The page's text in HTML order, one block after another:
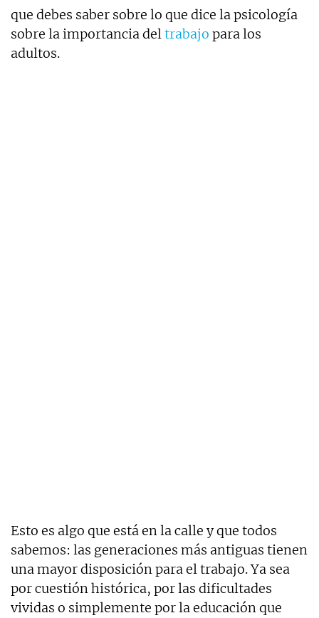
que debes saber sobre lo que dice la psicología
sobre la importancia deltrabajo para los
adultos.
Esto es algo que está en la calle y que todos
sabemos: las generaciones más antiguas tienen
una mayor disposición para el trabajo. Ya sea
por cuestión histórica, por las dificultades
vividas o simplemente por la educación que